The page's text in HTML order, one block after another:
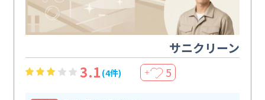
サニクリーン
3.1 (4件) ＋ 5